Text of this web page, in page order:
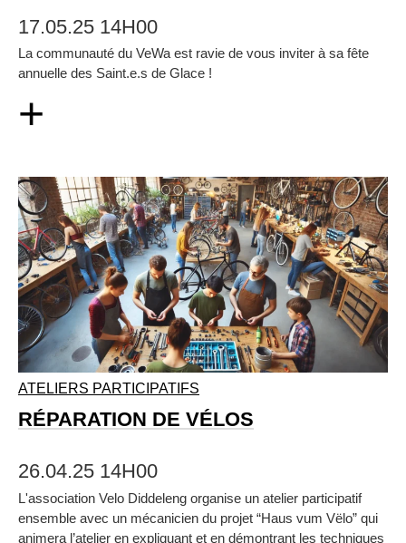
17.05.25 14H00
La communauté du VeWa est ravie de vous inviter à sa fête
annuelle des Saint.e.s de Glace !
+
ATELIERS PARTICIPATIFS
RÉPARATION DE VÉLOS
26.04.25 14H00
L'association Velo Diddeleng organise un atelier participatif
ensemble avec un mécanicien du projet “Haus vum Vëlo” qui
animera l’atelier en expliquant et en démontrant les techniques